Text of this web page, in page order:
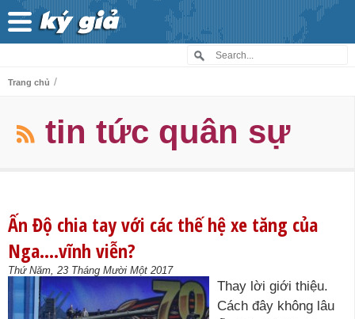
Trang chủ /
tin tức quân sự
Ấn Độ chia tay với các thế hệ xe tăng của
Nga….vĩnh viễn?
Thứ Năm, 23 Tháng Mười Một 2017
Thay lời giới thiệu.
Cách đây không lâu